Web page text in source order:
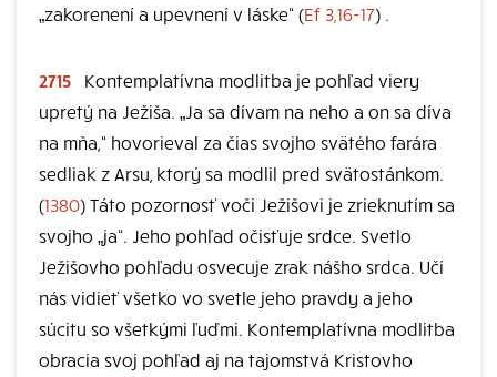
„zakorenení a upevnení v láske“ (Ef 3,16-17) .
2715
Kontemplatívna modlitba je pohľad viery
upretý na Ježiša. „Ja sa dívam na neho a on sa díva
na mňa,“ hovorieval za čias svojho svätého farára
sedliak z Arsu, ktorý sa modlil pred svätostánkom.
(1380) Táto pozornosť voči Ježišovi je zrieknutím sa
svojho „ja“. Jeho pohľad očisťuje srdce. Svetlo
Ježišovho pohľadu osvecuje zrak nášho srdca. Učí
nás vidieť všetko vo svetle jeho pravdy a jeho
súcitu so všetkými ľuďmi. Kontemplatívna modlitba
obracia svoj pohľad aj na tajomstvá Kristovho